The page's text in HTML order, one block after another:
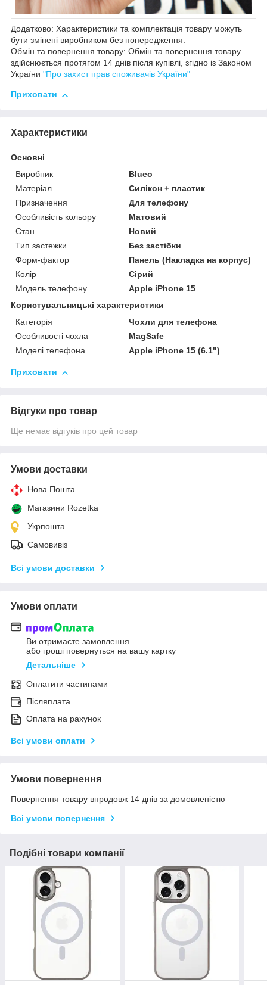
Додатково: Характеристики та комплектація товару можуть
бути змінені виробником без попередження.
Обмін та повернення товару: Обмін та повернення товару
здійснюється протягом 14 днів після купівлі, згідно із Законом
України "Про захист прав споживачів України"
Приховати
Характеристики
Основні
Виробник
Blueo
Матеріал
Силікон + пластик
Призначення
Для телефону
Особливість кольору
Матовий
Стан
Новий
Тип застежки
Без застібки
Форм-фактор
Панель (Накладка на корпус)
Колір
Сірий
Модель телефону
Apple iPhone 15
Користувальницькі характеристики
Категорія
Чохли для телефона
Особливості чохла
MagSafe
Моделі телефона
Apple iPhone 15 (6.1")
Приховати
Відгуки про товар
Ще немає відгуків про цей товар
Умови доставки
Нова Пошта
Магазини Rozetka
Укрпошта
Самовивіз
Всі умови доставки
Умови оплати
Ви отримаєте замовлення
або гроші повернуться на вашу картку
Детальніше
Оплатити частинами
Післяплата
Оплата на рахунок
Всі умови оплати
Умови повернення
Повернення товару впродовж 14 днів за домовленістю
Всі умови повернення
Подібні товари компанії